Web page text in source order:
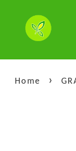
Home ›